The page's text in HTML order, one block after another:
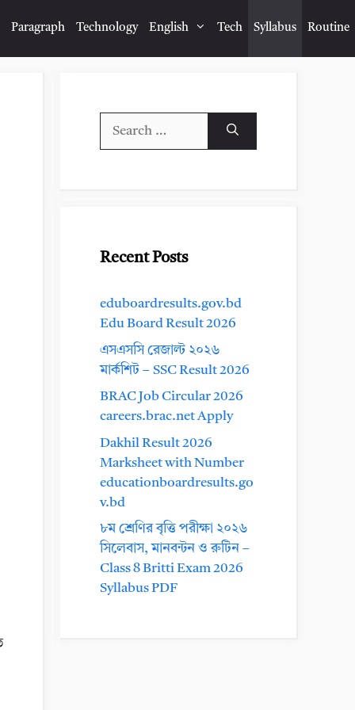
Paragraph Technology English Tech Syllabus Routine
Recent Posts
eduboardresults.gov.bd
Edu Board Result 2026
এসএসসি রেজাল্ট ২০২৬
মার্কশিট – SSC Result 2026
BRAC Job Circular 2026
careers.brac.net Apply
Dakhil Result 2026
Marksheet with Number
educationboardresults.go
v.bd
৮ম শ্রেণির বৃত্তি পরীক্ষা ২০২৬
সিলেবাস, মানবন্টন ও রুটিন –
Class 8 Britti Exam 2026
Syllabus PDF